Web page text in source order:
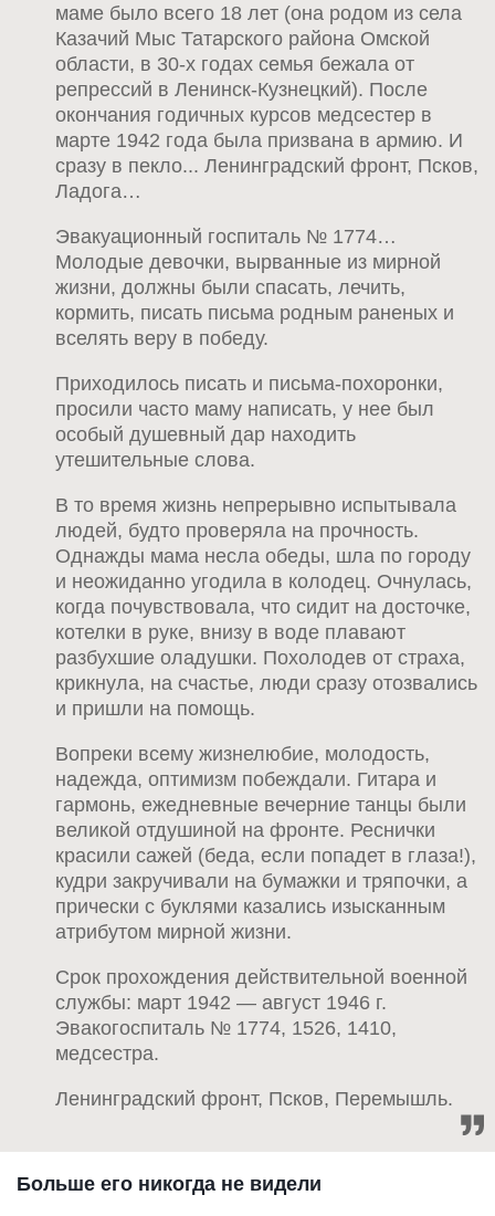
маме было всего 18 лет (она родом из села
Казачий Мыс Татарского района Омской
области, в 30-х годах семья бежала от
репрессий в Ленинск-Кузнецкий). После
окончания годичных курсов медсестер в
марте 1942 года была призвана в армию. И
сразу в пекло... Ленинградский фронт, Псков,
Ладога…
Эвакуационный госпиталь № 1774…
Молодые девочки, вырванные из мирной
жизни, должны были спасать, лечить,
кормить, писать письма родным раненых и
вселять веру в победу.
Приходилось писать и письма-похоронки,
просили часто маму написать, у нее был
особый душевный дар находить
утешительные слова.
В то время жизнь непрерывно испытывала
людей, будто проверяла на прочность.
Однажды мама несла обеды, шла по городу
и неожиданно угодила в колодец. Очнулась,
когда почувствовала, что сидит на досточке,
котелки в руке, внизу в воде плавают
разбухшие оладушки. Похолодев от страха,
крикнула, на счастье, люди сразу отозвались
и пришли на помощь.
Вопреки всему жизнелюбие, молодость,
надежда, оптимизм побеждали. Гитара и
гармонь, ежедневные вечерние танцы были
великой отдушиной на фронте. Реснички
красили сажей (беда, если попадет в глаза!),
кудри закручивали на бумажки и тряпочки, а
прически с буклями казались изысканным
атрибутом мирной жизни.
Срок прохождения действительной военной
службы: март 1942 — август 1946 г.
Эвакогоспиталь № 1774, 1526, 1410,
медсестра.
Ленинградский фронт, Псков, Перемышль.
Больше его никогда не видели